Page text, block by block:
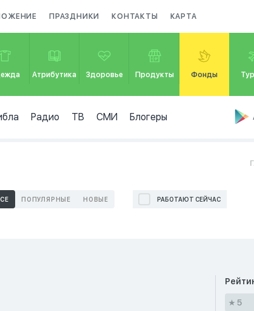
ПРАЗДНИКИ КОНТАКТЫ КАРТА
Атрибутика Здоровье Продукты Фонды
Радио ТВ СМИ Блогеры
ПОПУЛЯРНЫЕ НОВЫЕ РАБОТАЮТ СЕЙЧАС
5